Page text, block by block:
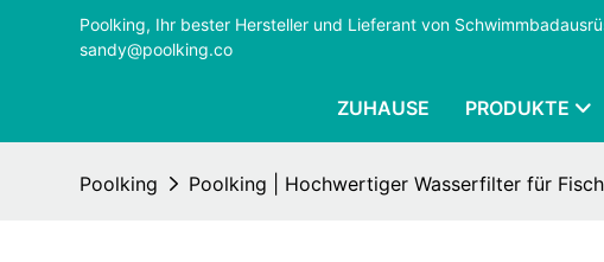
Poolking, Ihr bester Hersteller und Lieferant von
sandy@poolking.co
ZUHAUSE PRODUKTE
Poolking Poolking | Hochwertiger Wasserfilter für